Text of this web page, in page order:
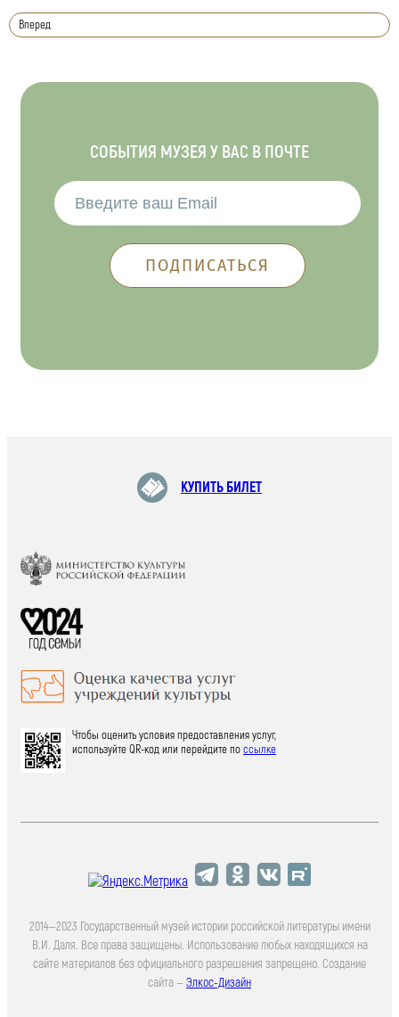
Вперед
СОБЫТИЯ МУЗЕЯ У ВАС В ПОЧТЕ
КУПИТЬ БИЛЕТ
Чтобы оценить условия предоставления услуг,
используйте QR-код или перейдите поссылке
2014—2023 Государственный музей истории российской литературы имени
В.И. Даля. Все права защищены. Использование любых находящихся на
сайте материалов без официального разрешения запрещено. Создание
сайта — Элкос-Дизайн